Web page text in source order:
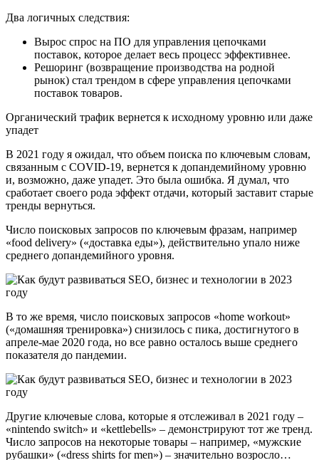
Два логичных следствия:
Вырос спрос на ПО для управления цепочками
поставок, которое делает весь процесс эффективнее.
Решоринг (возвращение производства на родной
рынок) стал трендом в сфере управления цепочками
поставок товаров.
Органический трафик вернется к исходному уровню или даже
упадет
В 2021 году я ожидал, что объем поиска по ключевым словам,
связанным с COVID-19, вернется к допандемийному уровню
и, возможно, даже упадет. Это была ошибка. Я думал, что
сработает своего рода эффект отдачи, который заставит старые
тренды вернуться.
Число поисковых запросов по ключевым фразам, например
«food delivery» («доставка еды»), действительно упало ниже
среднего допандемийного уровня.
В то же время, число поисковых запросов «home workout»
(«домашняя тренировка») снизилось с пика, достигнутого в
апреле-мае 2020 года, но все равно осталось выше среднего
показателя до пандемии.
Другие ключевые слова, которые я отслеживал в 2021 году –
«nintendo switch» и «kettlebells» – демонстрируют тот же тренд.
Число запросов на некоторые товары – например, «мужские
рубашки» («dress shirts for men») – значительно возросло…